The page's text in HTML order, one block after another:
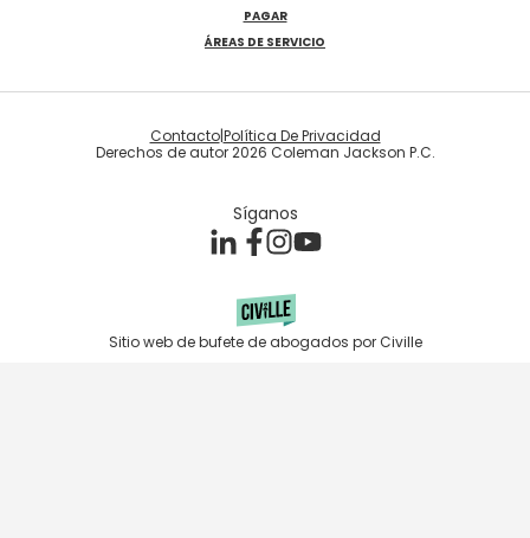
PAGAR
ÁREAS DE SERVICIO
Derechos de autor 2026 Coleman Jackson P.C.
Contacto|Política De Privacidad
Sitio web de bufete de abogados por Civille
Síganos